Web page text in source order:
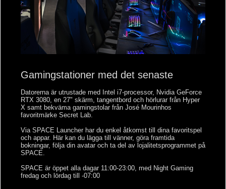
Gamingstationer med det senaste
Datorerna är utrustade med Intel i7-processor, Nvidia GeForce
RTX 3080, en 27" skärm, tangentbord och hörlurar från Hyper
X samt bekväma gamingstolar från José Mourinhos
favoritmärke Secret Lab.
Via SPACE Launcher har du enkel åtkomst till dina favoritspel
och appar. Här kan du lägga till vänner, göra framtida
bokningar, följa din avatar och ta del av lojalitetsprogrammet på
SPACE.
SPACE är öppet alla dagar 11:00-23:00, med Night Gaming
fredag och lördag till -07:00